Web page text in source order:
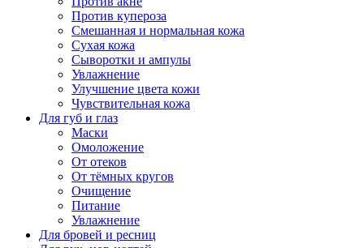
Против купероза
Смешанная и нормальная кожа
Сухая кожа
Сыворотки и ампулы
Увлажнение
Улучшение цвета кожи
Чувствительная кожа
Для губ и глаз
Маски
Омоложение
От отеков
От тёмных кругов
Очищение
Питание
Увлажнение
Для бровей и ресниц